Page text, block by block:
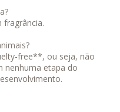
fragrância.
free**, ou seja, não
nenhuma etapa do